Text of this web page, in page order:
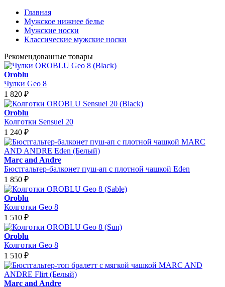
Главная
Мужское нижнее белье
Мужские носки
Классические мужские носки
Рекомендованные товары
Oroblu
Чулки Geo 8
1 820 ₽
Oroblu
Колготки Sensuel 20
1 240 ₽
Marc and Andre
Бюстгальтер-балконет пуш-ап с плотной чашкой Eden
1 850 ₽
Oroblu
Колготки Geo 8
1 510 ₽
Oroblu
Колготки Geo 8
1 510 ₽
Marc and Andre